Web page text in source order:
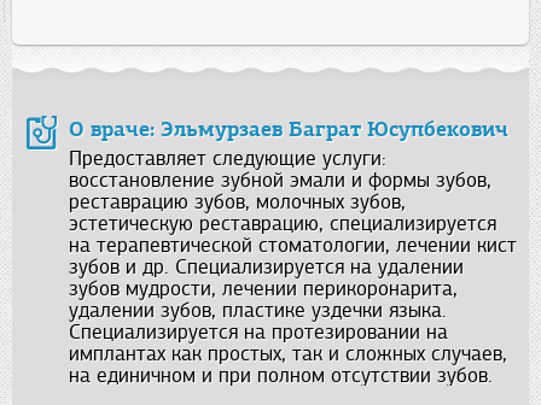
О враче: Эльмурзаев Баграт Юсупбекович
Предоставляет следующие услуги:
восстановление зубной эмали и формы зубов,
реставрацию зубов, молочных зубов,
эстетическую реставрацию, специализируется
на терапевтической стоматологии, лечении кист
зубов и др. Специализируется на удалении
зубов мудрости, лечении перикоронарита,
удалении зубов, пластике уздечки языка.
Специализируется на протезировании на
имплантах как простых, так и сложных случаев,
на единичном и при полном отсутствии зубов.